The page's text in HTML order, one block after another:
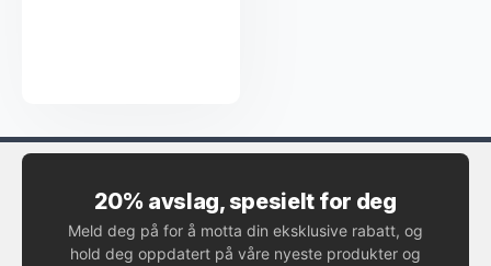
20% avslag, spesielt for deg
Meld deg på for å motta din eksklusive rabatt, og
hold deg oppdatert på våre nyeste produkter og